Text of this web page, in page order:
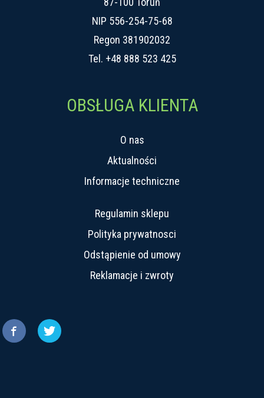
NIP 556-254-75-68
Regon 381902032
Tel. +48 888 523 425
OBSŁUGA KLIENTA
O nas
Aktualności
Informacje techniczne
Regulamin sklepu
Polityka prywatnosci
Odstąpienie od umowy
Reklamacje i zwroty
 